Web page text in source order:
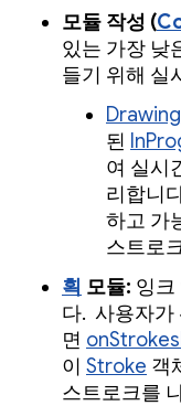
모듈 작성 (
있는 가장 낮
들기 위해 실
된
여 실시
리합니
하고 가
스트로
획 모듈: 잉크
다. 사용자가
면
이 Stroke 객
스트로크를